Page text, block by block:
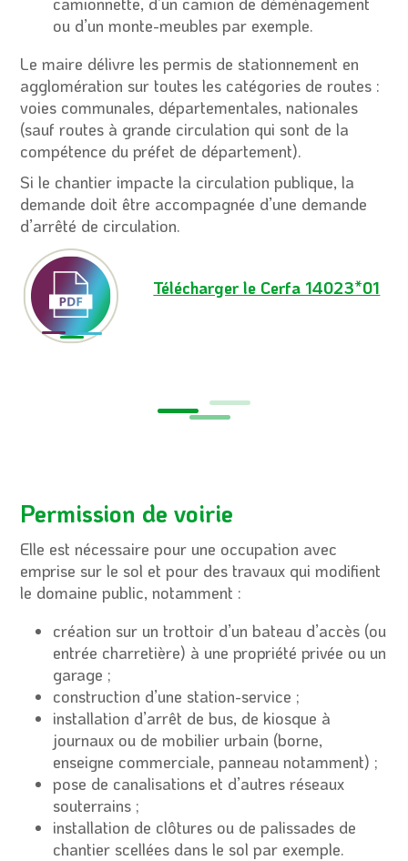
ou d’un monte-meubles par exemple.
Le maire délivre les permis de stationnement en
agglomération sur toutes les catégories de routes :
voies communales, départementales, nationales
(sauf routes à grande circulation qui sont de la
compétence du préfet de département).
Si le chantier impacte la circulation publique, la
demande doit être accompagnée d’une demande
d’arrêté de circulation.
Télécharger le Cerfa 14023*01
Permission de voirie
Elle est nécessaire pour une occupation avec
emprise sur le sol et pour des travaux qui modifient
le domaine public, notamment :
création sur un trottoir d’un bateau d’accès (ou
entrée charretière) à une propriété privée ou un
garage ;
construction d’une station-service ;
installation d’arrêt de bus, de kiosque à
journaux ou de mobilier urbain (borne,
enseigne commerciale, panneau notamment) ;
pose de canalisations et d’autres réseaux
souterrains ;
installation de clôtures ou de palissades de
chantier scellées dans le sol par exemple.